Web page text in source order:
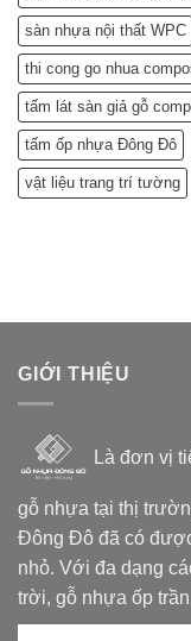
sàn nhựa nội thất WPC
thi cong go nhua
tấm lát sàn giả gỗ
tấm ốp nhựa Đông Đô
vật liệu trang trí tường
GIỚI THIỆU
Là đơn vị
gỗ nhựa tại thị
Đông Đô đã có
nhỏ. Với đa dạng
trời, gỗ nhựa ốp